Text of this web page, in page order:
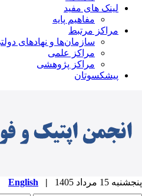
لینک های مفید
مفاهیم پایه
مراکز مرتبط
سازمان‌ها و نهادهای دولتی
مراکز علمی
مراکز پژوهشی
پیشکسوتان
15 مرداد 1405 |
English